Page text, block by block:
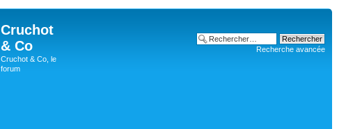
Cruchot
& Co
Cruchot & Co, le
forum
Recherche avancée